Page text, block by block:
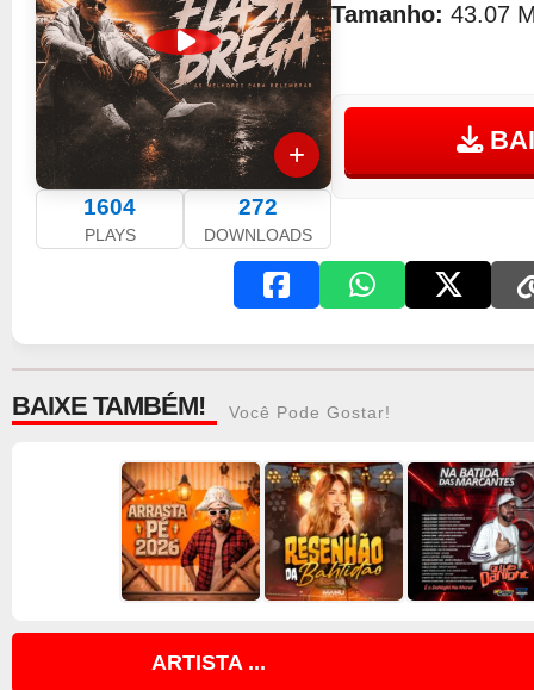
1604
PLAYS
272
DOWNLOADS
Tamanho: 43.07
BAIXE TAMBÉM! Você Pode Gostar!
ARTISTA ...